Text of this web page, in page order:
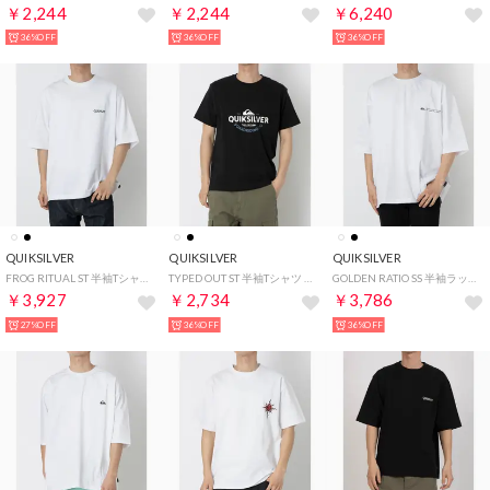
￥2,244
36%OFF
￥2,244
36%OFF
￥6,240
36%OFF
QUIKSILVER
￥3,927
27%OFF
QUIKSILVER
￥2,734
36%OFF
QUIKSILVER
￥3,786
36%OFF